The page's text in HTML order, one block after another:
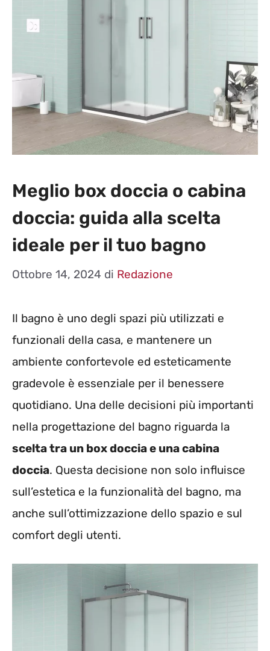
Meglio box doccia o cabina
doccia: guida alla scelta
ideale per il tuo bagno
Ottobre 14, 2024 di Redazione
Il bagno è uno degli spazi più utilizzati e
funzionali della casa, e mantenere un
ambiente confortevole ed esteticamente
gradevole è essenziale per il benessere
quotidiano. Una delle decisioni più importanti
nella progettazione del bagno riguarda la
scelta tra un box doccia e una cabina
doccia. Questa decisione non solo influisce
sull’estetica e la funzionalità del bagno, ma
anche sull’ottimizzazione dello spazio e sul
comfort degli utenti.